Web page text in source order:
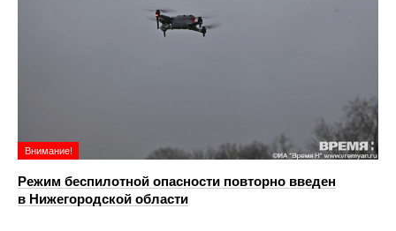
Внимание!
Режим беспилотной опасности повторно введен
в Нижегородской области